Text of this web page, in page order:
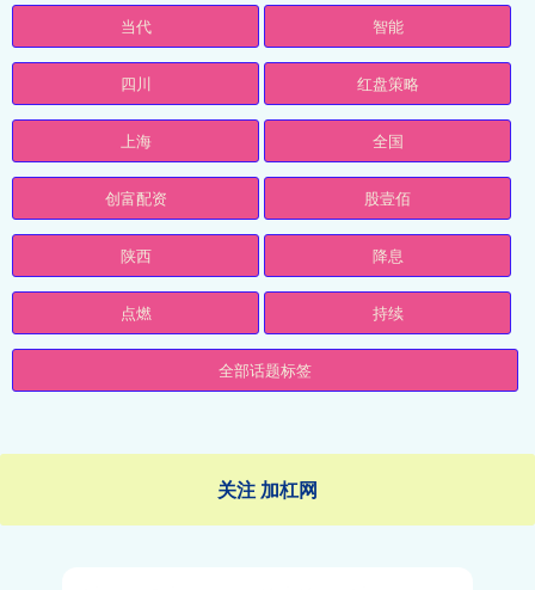
当代 智能
四川 红盘策略
上海 全国
创富配资 股壹佰
陕西 降息
点燃 持续
全部话题标签
关注 加杠网